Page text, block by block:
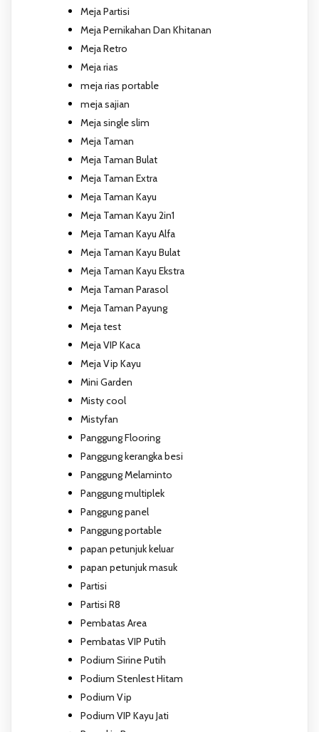
Meja Partisi
Meja Pernikahan Dan Khitanan
Meja Retro
Meja rias
meja rias portable
meja sajian
Meja single slim
Meja Taman
Meja Taman Bulat
Meja Taman Extra
Meja Taman Kayu
Meja Taman Kayu 2in1
Meja Taman Kayu Alfa
Meja Taman Kayu Bulat
Meja Taman Kayu Ekstra
Meja Taman Parasol
Meja Taman Payung
Meja test
Meja VIP Kaca
Meja Vip Kayu
Mini Garden
Misty cool
Mistyfan
Panggung Flooring
Panggung kerangka besi
Panggung Melaminto
Panggung multiplek
Panggung panel
Panggung portable
papan petunjuk keluar
papan petunjuk masuk
Partisi
Partisi R8
Pembatas Area
Pembatas VIP Putih
Podium Sirine Putih
Podium Stenlest Hitam
Podium Vip
Podium VIP Kayu Jati